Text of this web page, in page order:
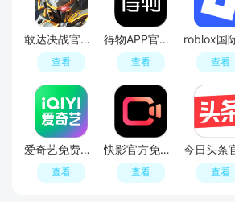
敢达决战官服正版游戏
查看
得物APP官方正版
查看 查看
爱奇艺免费观看电视剧
查看
快影官方免费最新版
查看 查看